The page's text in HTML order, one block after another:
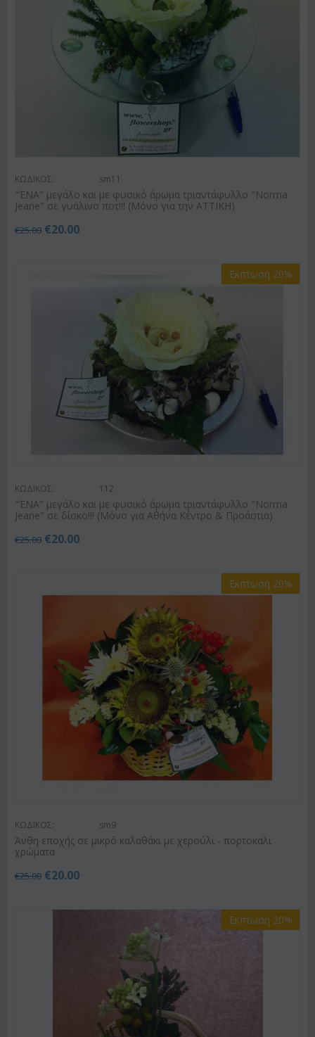
ΚΩΔΙΚΟΣ: sm11
"ΈΝΑ" μεγάλο και με φυσικό άρωμα τριαντάφυλλο "Norma
Jeane" σε γυάλινο ποτ!!! (Μόνο για την ΑΤΤΙΚΗ)
€25.00 €20.00
Έκπτωση 20%
ΚΩΔΙΚΟΣ: 112
"ΈΝΑ" μεγάλο και με φυσικό άρωμα τριαντάφυλλο "Norma
Jeane" σε δίσκο!!! (Μόνο για Αθήνα Κέντρο & Προάστια)
€25.00 €20.00
Έκπτωση 20%
ΚΩΔΙΚΟΣ: sm9
Άνθη εποχής σε μικρό καλαθάκι με χερούλι - πορτοκαλι
χρώματα
€25.00 €20.00
Έκπτωση 20%